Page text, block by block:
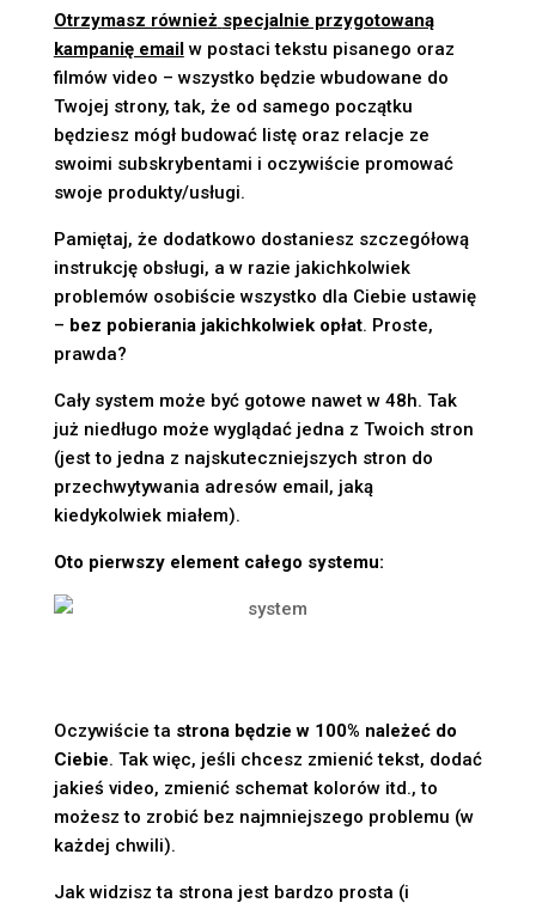
Otrzymasz również specjalnie przygotowaną
kampanię emailw postaci tekstu pisanego oraz
filmów video – wszystko będzie wbudowane do
Twojej strony, tak, że od samego początku
będziesz mógł budować listę oraz relacje ze
swoimi subskrybentami i oczywiście promować
swoje produkty/usługi.
Pamiętaj, że dodatkowo dostaniesz szczegółową
instrukcję obsługi, a w razie jakichkolwiek
problemów osobiście wszystko dla Ciebie ustawię
– bez pobierania jakichkolwiek opłat. Proste,
prawda?
Cały system może być gotowe nawet w 48h. Tak
już niedługo może wyglądać jedna z Twoich stron
(jest to jedna z najskuteczniejszych stron do
przechwytywania adresów email, jaką
kiedykolwiek miałem).
Oto pierwszy element całego systemu:
Oczywiście ta strona będzie w 100% należeć do
Ciebie. Tak więc, jeśli chcesz zmienić tekst, dodać
jakieś video, zmienić schemat kolorów itd., to
możesz to zrobić bez najmniejszego problemu (w
każdej chwili).
Jak widzisz ta strona jest bardzo prosta (i